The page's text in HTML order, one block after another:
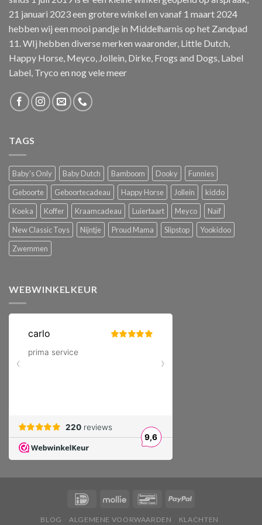
21 januari 2023 een grotere winkel en vanaf 1 maart 2024
hebben wij een mooi pandje in Middelharnis op het Zandpad
11. WIj hebben diverse merken waaronder, Little Dutch,
Happy Horse, Meyco, Jollein, Dirke, Frogs and Dogs, Label
Label, Tryco en nog vele meer
TAGS
Baby's Only Baby Dutch Bamboom Dooky
Funnies
Geboorte
Geboortecadeau Happy Horse Jollein
kiddo
Koeka
Koffer Kraamcadeau Luiertaart Meyco
Naïf
New Classic Toys
Nijntje Proud Mama Slipstop
Yookidoo
Zwemmen
WEBWINKELKEUR
BLOG ALGEMENE VOORWAARDEN
KLACHTEN